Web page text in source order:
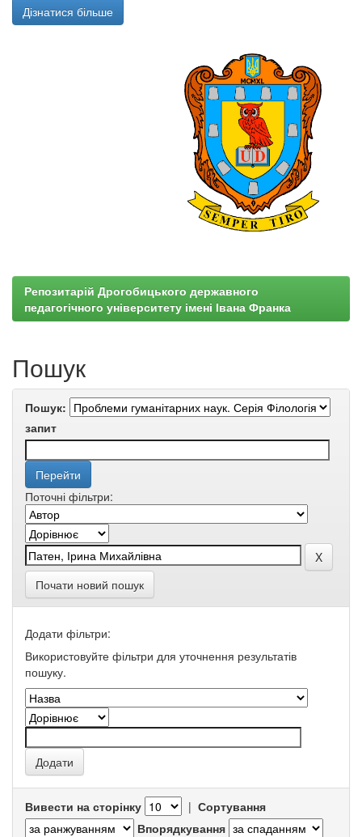
Дізнатися більше
Репозитарій Дрогобицького державного
педагогічного університету імені Івана Франка
Пошук
Пошук:
запит
Поточні фільтри:
Почати новий пошук
Додати фільтри:
Використовуйте фільтри для уточнення результатів
пошуку.
Вивести на сторінку | Сортування
Впорядкування